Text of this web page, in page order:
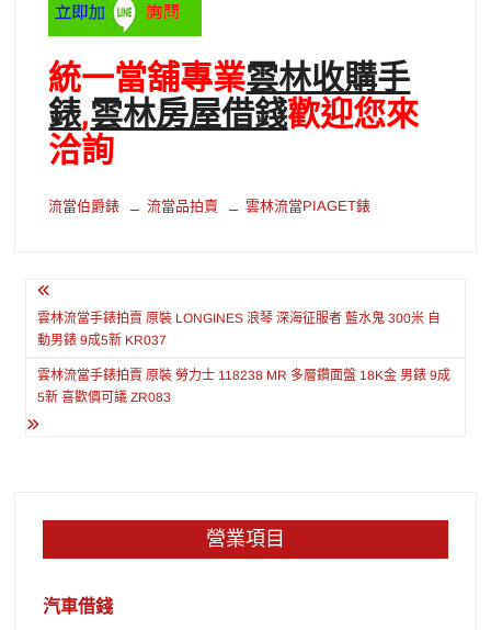
統一當舖專業雲林收購手
錶,雲林房屋借錢歡迎您來
洽詢
流當伯爵錶 流當品拍賣 雲林流當PIAGET錶
文
章
導
覽
雲林流當手錶拍賣 原裝 LONGINES 浪琴 深海征服者 藍水鬼 300米 自
動男錶 9成5新 KR037
雲林流當手錶拍賣 原裝 勞力士 118238 MR 多層鑽面盤 18K金 男錶 9成
5新 喜歡價可議 ZR083
營業項目
汽車借錢